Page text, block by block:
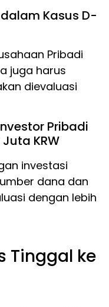
Kasus D-
Pribadi
juga harus
dievaluasi
Pribadi
KRW
investasi
dana dan
dengan lebih
Tinggal ke